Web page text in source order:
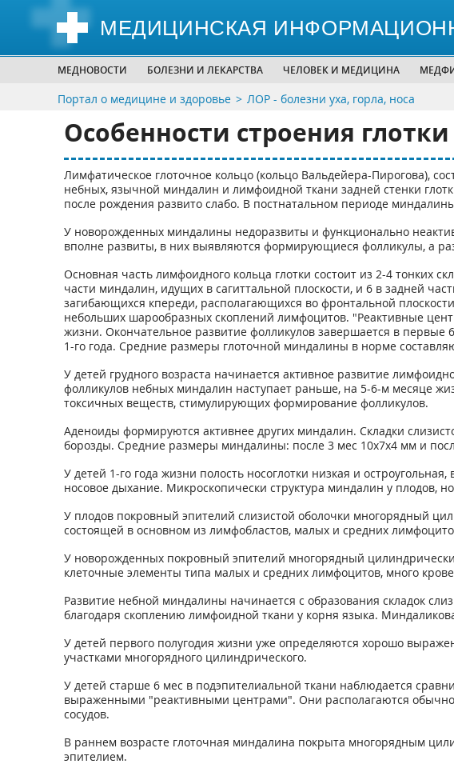
МЕДИЦИНСКАЯ
МЕДНОВОСТИ БОЛЕЗНИ И ЛЕКАРСТВА ЧЕЛОВЕК И МЕДИЦИНА
Портал о медицине и здоровье ЛОР - болезни уха, горла, носа
Особенности строения
Лимфатическое глоточное кольцо (кольцо Вальдейера-Пирогова),
небных, язычной миндалин и лимфоидной ткани задней стенки
после рождения развито слабо. В постнатальном периоде
У новорожденных миндалины недоразвиты и функционально
вполне развиты, в них выявляются формирующиеся фолликулы, а
Основная часть лимфоидного кольца глотки состоит из 2-4 тонких
части миндалин, идущих в сагиттальной плоскости, и 6 в задней
загибающихся кпереди, располагающихся во фронтальной
небольших шарообразных скоплений лимфоцитов. "Реактивные
жизни. Окончательное развитие фолликулов завершается в первые
1-го года. Средние размеры глоточной миндалины в норме
У детей грудного возраста начинается активное развитие
фолликулов небных миндалин наступает раньше, на 5-6-м месяце
токсичных веществ, стимулирующих формирование фолликулов.
Аденоиды формируются активнее других миндалин. Складки
борозды. Средние размеры миндалины: после 3 мес 10x7x4 мм и
У детей 1-го года жизни полость носоглотки низкая и
носовое дыхание. Микроскопически структура миндалин у плодов,
У плодов покровный эпителий слизистой оболочки многорядный
состоящей в основном из лимфобластов, малых и средних
У новорожденных покровный эпителий многорядный
клеточные элементы типа малых и средних лимфоцитов, много
Развитие небной миндалины начинается с образования складок
благодаря скоплению лимфоидной ткани у корня языка.
У детей первого полугодия жизни уже определяются хорошо
участками многорядного цилиндрического.
У детей старше 6 мес в подэпителиальной ткани наблюдается
выраженными "реактивными центрами". Они располагаются обычно
сосудов.
В раннем возрасте глоточная миндалина покрыта многорядным
эпителием.